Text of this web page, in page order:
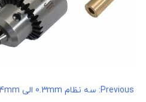
راهبری
Previous: سه نظام 0.3mm الی 4mm